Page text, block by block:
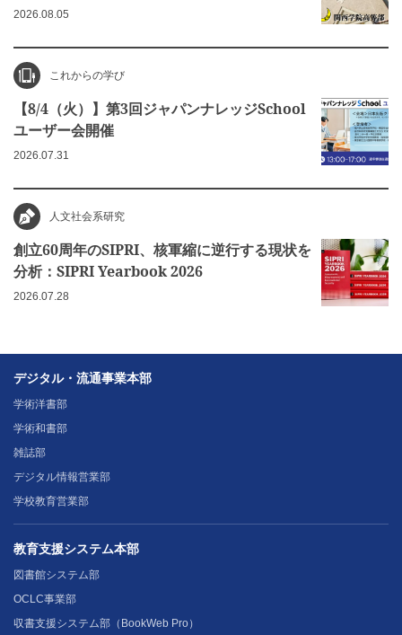
2026.08.05
これからの学び
【8/4（火）】第3回ジャパンナレッジSchool
ユーザー会開催
2026.07.31
人文社会系研究
創立60周年のSIPRI、核軍縮に逆行する現状を
分析：SIPRI Yearbook 2026
2026.07.28
デジタル・流通事業本部
学術洋書部
学術和書部
雑誌部
デジタル情報営業部
学校教育営業部
教育支援システム本部
図書館システム部
OCLC事業部
収書支援システム部（BookWeb Pro）